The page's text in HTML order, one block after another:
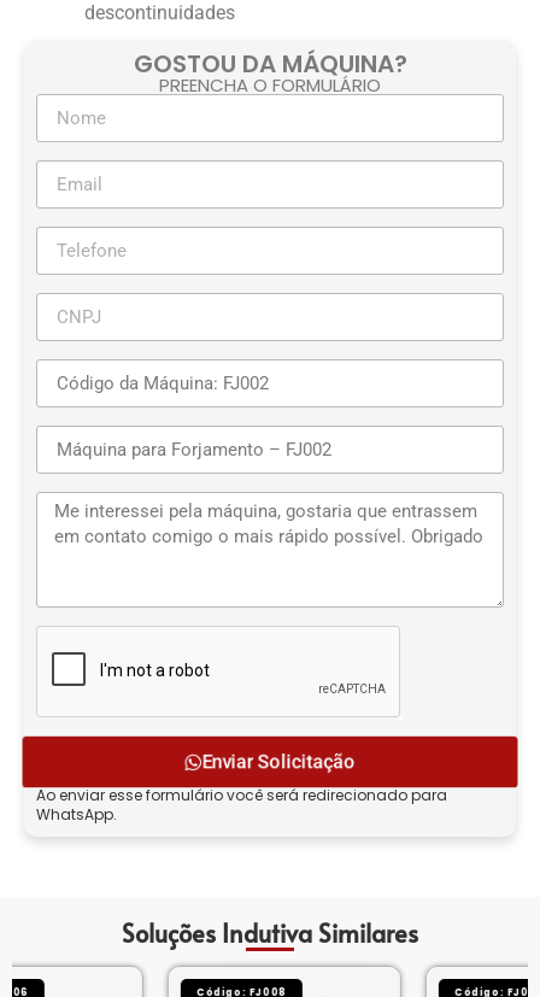
descontinuidades
GOSTOU DA MÁQUINA?
PREENCHA O FORMULÁRIO
Enviar Solicitação
Ao enviar esse formulário você será redirecionado para
WhatsApp.
Soluções Indutiva Similares